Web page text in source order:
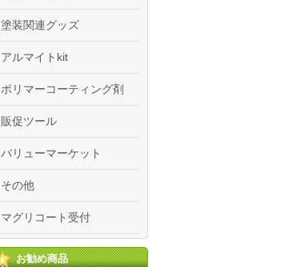
塗装関連グッズ
アルマイトkit
ポリマーコーティング剤
販促ツール
バリューマーケット
その他
マグリコート受付
お勧め商品